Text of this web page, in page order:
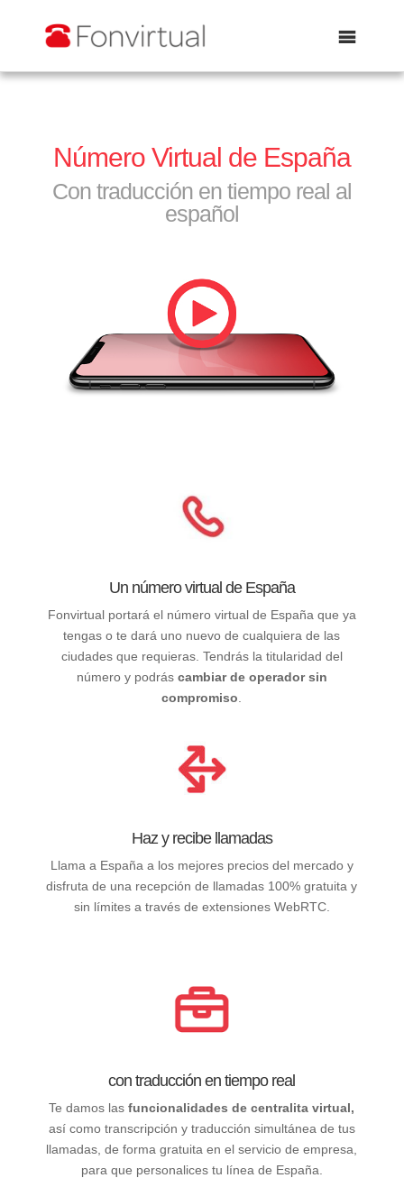
Abrir
Número Virtual de España
Con traducción en tiempo real al
español
Un número virtual de España
Fonvirtual portará el número virtual de España que ya
tengas o te dará uno nuevo de cualquiera de las
ciudades que requieras. Tendrás la titularidad del
número y podrás cambiar de operador sin
compromiso
Haz y recibe llamadas
Llama a España a los mejores precios del mercado y
disfruta de una recepción de llamadas 100% gratuita y
sin límites a través de extensiones WebRTC.
con traducción en tiempo real
Te damos lasfuncionalidades de centralita virtual,
así como transcripción y traducción simultánea de tus
llamadas, de forma gratuita en el servicio de empresa,
para que personalices tu línea de España.